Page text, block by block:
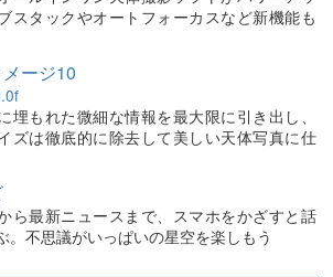
スタックやオートフォーカスなど新機能も
ージ10
埋もれた微細な情報を最大限に引き出し、
ズは徹底的に除去して美しい天体写真に仕
ら最新ニュースまで、スマホをかざすと話
。不思議がいっぱいの星空を楽しもう